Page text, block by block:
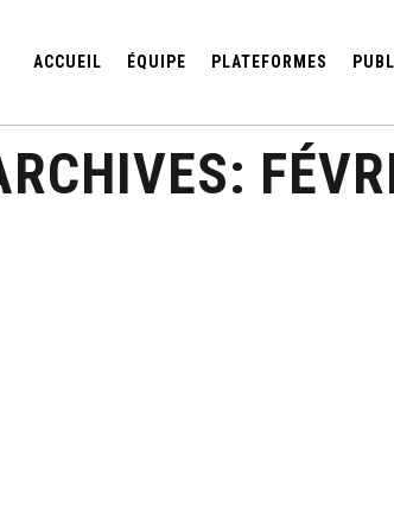
ACCUEIL ÉQUIPE PLATEFORMES